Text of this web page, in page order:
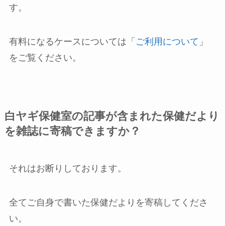
す。
有料になるケースについては「 ご利用について 」
をご覧ください。
白ヤギ保健室の記事が含まれた保健だより
を雑誌に寄稿できますか？
それはお断りしております。
全てご自身で書いた保健だよりを寄稿してくださ
い。